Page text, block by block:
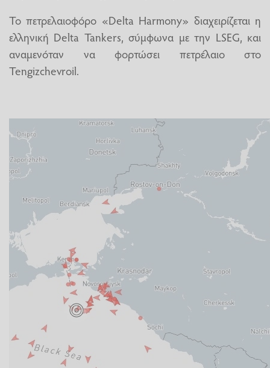
Το πετρελαιοφόρο «Delta Harmony» διαχειρίζεται η
ελληνική Delta Tankers, σύμφωνα με την LSEG, και
αναμενόταν να φορτώσει πετρέλαιο στο
Tengizchevroil.